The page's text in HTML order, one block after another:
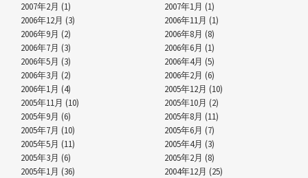
2007年2月 (1)
2007年1月 (1)
2006年12月 (3)
2006年11月 (1)
2006年9月 (2)
2006年8月 (8)
2006年7月 (3)
2006年6月 (1)
2006年5月 (3)
2006年4月 (5)
2006年3月 (2)
2006年2月 (6)
2006年1月 (4)
2005年12月 (10)
2005年11月 (10)
2005年10月 (2)
2005年9月 (6)
2005年8月 (11)
2005年7月 (10)
2005年6月 (7)
2005年5月 (11)
2005年4月 (3)
2005年3月 (6)
2005年2月 (8)
2005年1月 (36)
2004年12月 (25)